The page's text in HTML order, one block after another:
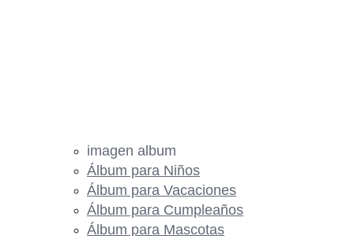
imagen album
Álbum para Niños
Álbum para Vacaciones
Álbum para Cumpleaños
Álbum para Mascotas